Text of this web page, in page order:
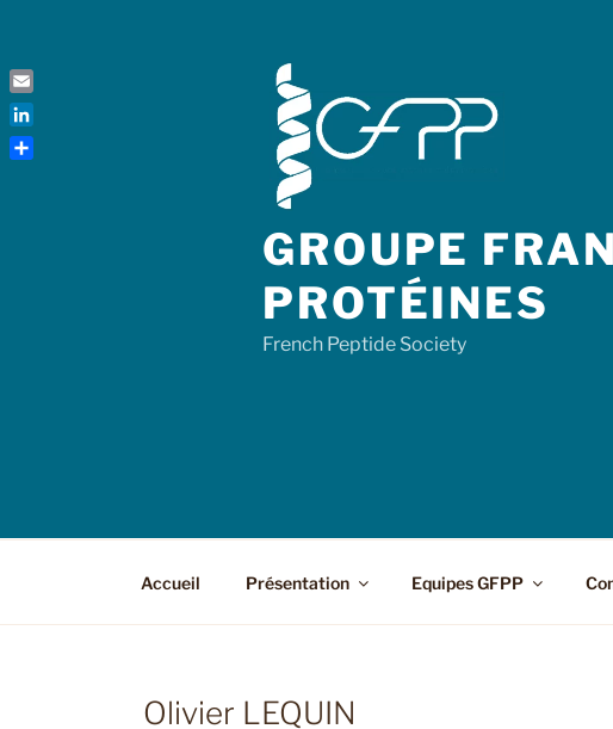
content
GROUPE
PROTÉINES
French Peptide Society
Accueil Présentation Equipes GFPP
Olivier LEQUIN
Email
LinkedIn